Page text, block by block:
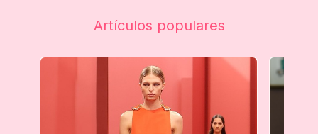
Artículos populares